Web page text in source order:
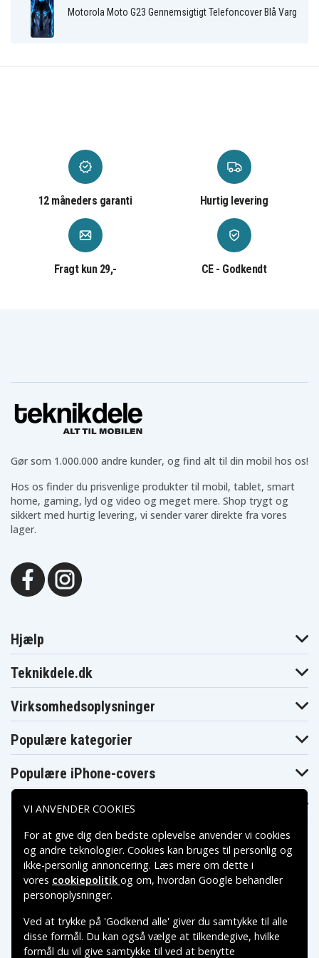
Motorola Moto G23 Gennemsigtigt Telefoncover Blå Varg
12 måneders garanti Hurtig levering
Fragt kun 29,- CE - Godkendt
Gør som 1.000.000 andre kunder, og find alt til din mobil hos os!
Hos os finder du prisvenlige produkter til mobil, tablet, smart
home, gaming, lyd og video og meget mere. Shop trygt og
sikkert med hurtig levering, vi sender varer direkte fra vores
lager.
Hjælp
Teknikdele.dk
Virksomhedsoplysninger
Populære kategorier
Populære iPhone-covers
Populære Samsung-covers
Betalingsmuligheder
Leveringsmuligheder
VI ANVENDER COOKIES
For at give dig den bedste oplevelse anvender vi cookies
og andre teknologier. Cookies kan bruges til personlig og
ikke-personlig annoncering. Læs mere om dette i
vores cookiepolitik og om, hvordan Google behandler
personoplysninger.
Ved at trykke på 'Godkend alle' giver du samtykke til alle
disse formål. Du kan også vælge at tilkendegive, hvilke
formål du vil give samtykke til ved at benytte